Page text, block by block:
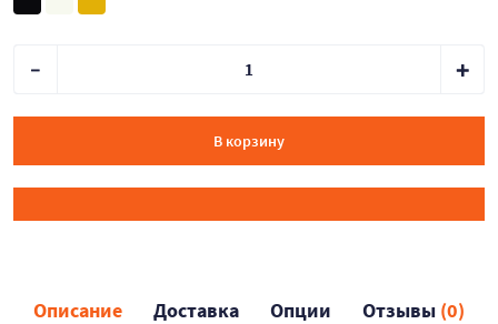
В корзину
Описание Доставка Опции Отзывы (0)